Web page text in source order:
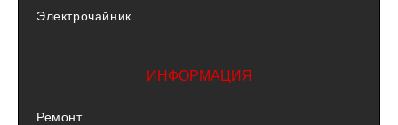
Электрочайник
ИНФОРМАЦИЯ
Ремонт